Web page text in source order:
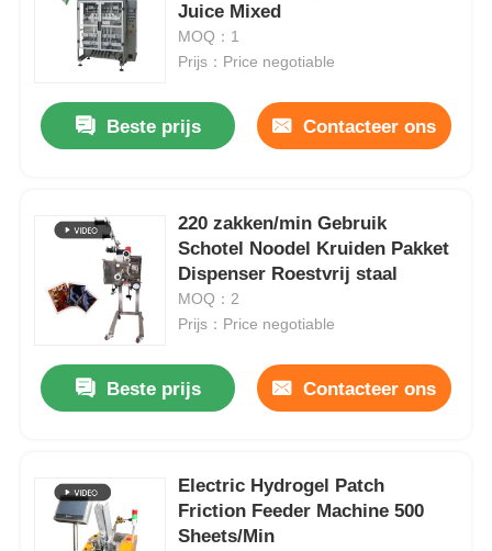
Juice Mixed
MOQ：1
Prijs：Price negotiable
Beste prijs Contacteer ons
220 zakken/min Gebruik
Schotel Noodel Kruiden Pakket
Dispenser Roestvrij staal
MOQ：2
Prijs：Price negotiable
Beste prijs Contacteer ons
Electric Hydrogel Patch
Friction Feeder Machine 500
Sheets/Min